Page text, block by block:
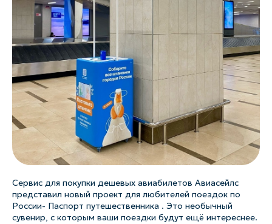
Сервис для покупки дешевых авиабилетов Авиасейлс
представил новый проект для любителей поездок по
России- Паспорт путешественника . Это необычный
сувенир, с которым ваши поездки будут ещё интереснее.